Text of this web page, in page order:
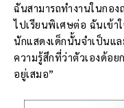
ฉันสามารถทำงานในกอง
ไปเรียนพิเศษต่อ ฉันเข้า
นักแสดงเด็กนั้นจำเป็นแ
ความรู้สึกที่ว่าตัวเองด้อ
อยู่เสมอ”